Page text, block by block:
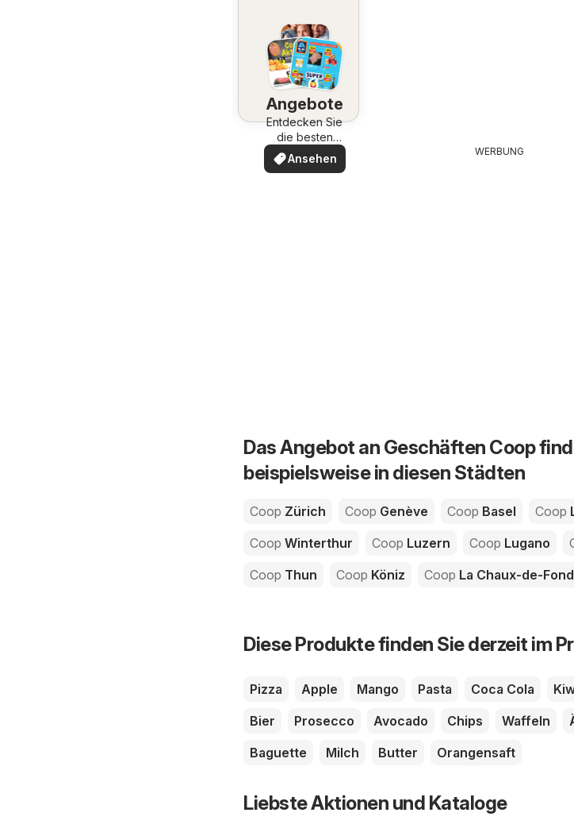
Angebote
Entdecken Sie
die besten
Angebote
Ansehen
WERBUNG
Das Angebot an Geschäften Coop
beispielsweise in diesen Städten
Coop Zürich Coop Genève Coop Basel Coop
Coop Winterthur Coop Luzern Coop Lugano
Coop Thun Coop Köniz Coop La Chaux-de-
Diese Produkte finden Sie derzeit im
Pizza Apple Mango Pasta Coca Cola
Bier
Prosecco Avocado Chips Waffeln
Baguette
Milch Butter Orangensaft
Liebste Aktionen und Kataloge